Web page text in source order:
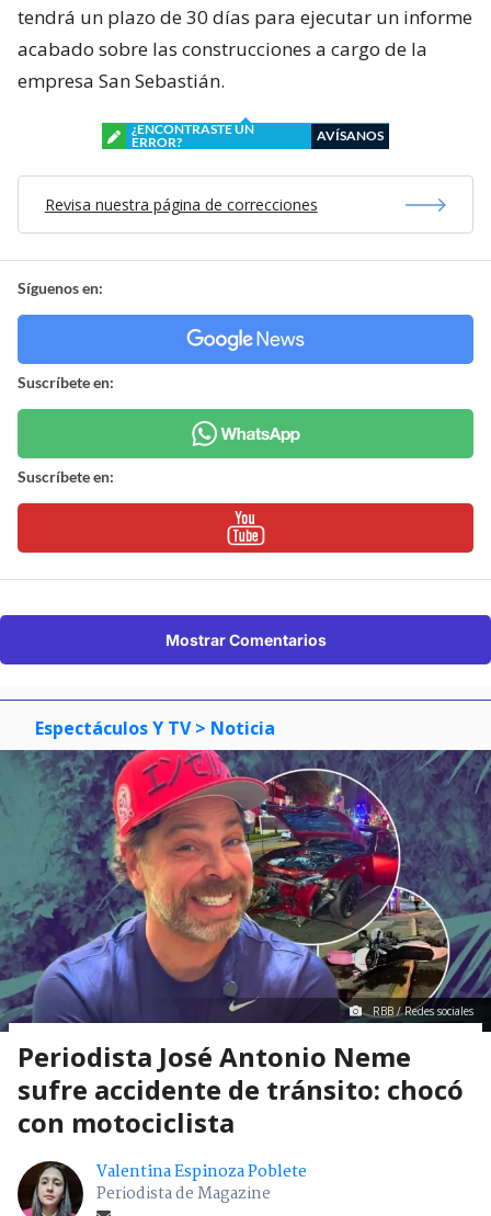
tendrá un plazo de 30 días para ejecutar un informe
acabado sobre las construcciones a cargo de la
empresa San Sebastián.
¿ENCONTRASTE UN
ERROR?
AVÍSANOS
Revisa nuestra página de correcciones
Síguenos en:
Suscríbete en:
Suscríbete en:
Mostrar Comentarios
Espectáculos Y TV > Noticia
RBB / Redes sociales
Periodista José Antonio Neme
sufre accidente de tránsito: chocó
con motociclista
Valentina Espinoza Poblete
Periodista de Magazine